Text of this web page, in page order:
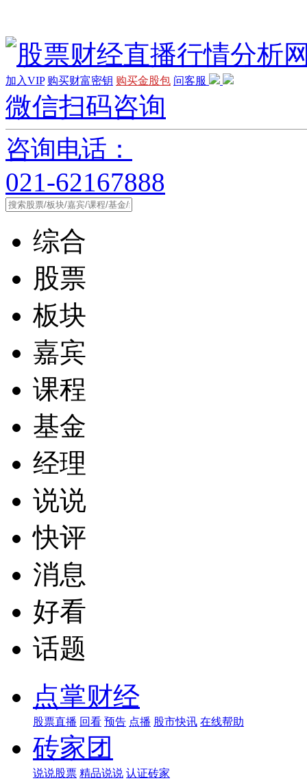
加入VIP 购买财富密钥 购买金股包 问客服
微信扫码咨询
咨询电话：
021-62167888
综合
股票
板块
嘉宾
课程
基金
经理
说说
快评
消息
好看
话题
点掌财经
股票直播 回看 预告 点播 股市快讯 在线帮助
砖家团
说说股票 精品说说 认证砖家